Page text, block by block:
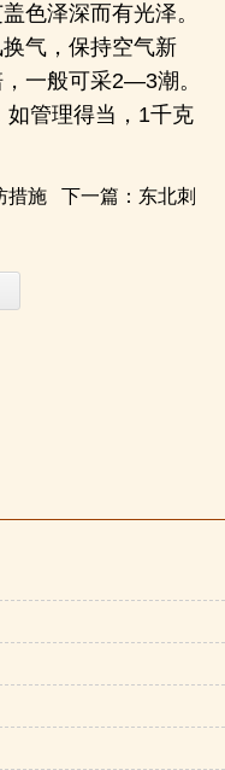
色泽深而有光泽。
气，保持空气新
一般可采2―3潮。
管理得当，1千克
措施 下一篇： 东北刺